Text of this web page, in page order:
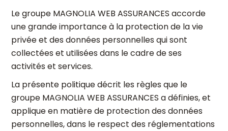
Le groupe MAGNOLIA WEB ASSURANCES accorde
une grande importance à la protection de la vie
privée et des données personnelles qui sont
collectées et utilisées dans le cadre de ses
activités et services.
La présente politique décrit les règles que le
groupe MAGNOLIA WEB ASSURANCES a définies, et
applique en matière de protection des données
personnelles, dans le respect des réglementations